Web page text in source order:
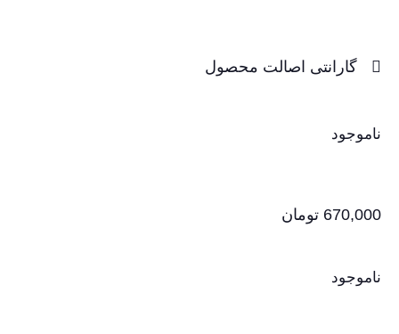
گارانتی اصالت محصول
ناموجود
670,000 تومان
ناموجود